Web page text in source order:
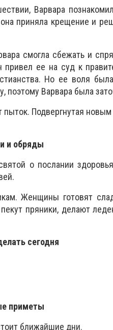
Варвара
приняла крещение и
смогла сбежать и
ее на суд к
Но ее воля
поэтому Варвара была
Подвергнутая
и обряды
о послании
Женщины готовят
пряники, делают
сегодня
приметы
ближайшие дни.